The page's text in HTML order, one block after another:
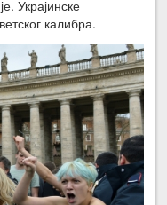
Украјинске
калибра.